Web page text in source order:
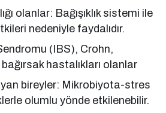
olanlar: Bağışıklık sistemi ile
nedeniyle faydalıdır.
(IBS), Crohn,
hastalıkları olanlar
bireyler: Mikrobiyota-stres
olumlu yönde etkilenebilir.